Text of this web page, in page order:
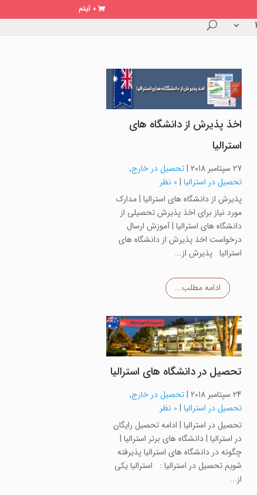
0 آیتم
اخذ پذیرش از دانشگاه های
استرالیا
27 سپتامبر 2018 |تحصیل در خارج,
تحصیل در استرالیا | 0 نظر
پذیرش از دانشگاه های استرالیا | مدارک
مورد نیاز برای اخذ پذیرش تحصیلی از
دانشگاه های استرالیا | آموزش ارسال
درخواست اخذ پذیرش از دانشگاه های
استرالیا پذیرش از...
ادامه مطلب...
تحصیل در دانشگاه های استرالیا
24 سپتامبر 2018 |تحصیل در خارج,
تحصیل در استرالیا | 0 نظر
تحصیل در استرالیا | ادامه تحصیل رایگان
در استرالیا | دانشگاه های برتر استرالیا |
چگونه در دانشگاه های استرالیا پذیرفته
شویم تحصیل در استرالیا : استرالیا یکی
از...